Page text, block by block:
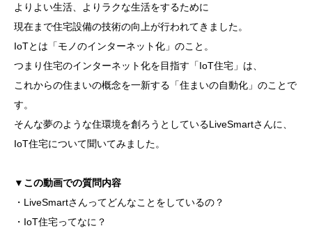
よりよい生活、よりラクな生活をするために
現在まで住宅設備の技術の向上が行われてきました。
IoTとは「モノのインターネット化」のこと。
つまり住宅のインターネット化を目指す「IoT住宅」は、
これからの住まいの概念を一新する「住まいの自動化」のことで
す。
そんな夢のような住環境を創ろうとしているLiveSmartさんに、
IoT住宅について聞いてみました。
▼この動画での質問内容
・LiveSmartさんってどんなことをしているの？
・IoT住宅ってなに？